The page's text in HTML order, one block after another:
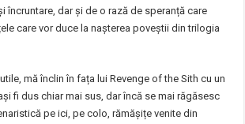
încruntare, dar și de o rază de speranță care
care vor duce la nașterea poveștii din trilogia
mă înclin în fața lui Revenge of the Sith cu un
fi dus chiar mai sus, dar încă se mai răgăsesc
pe ici, pe colo, rămășițe venite din